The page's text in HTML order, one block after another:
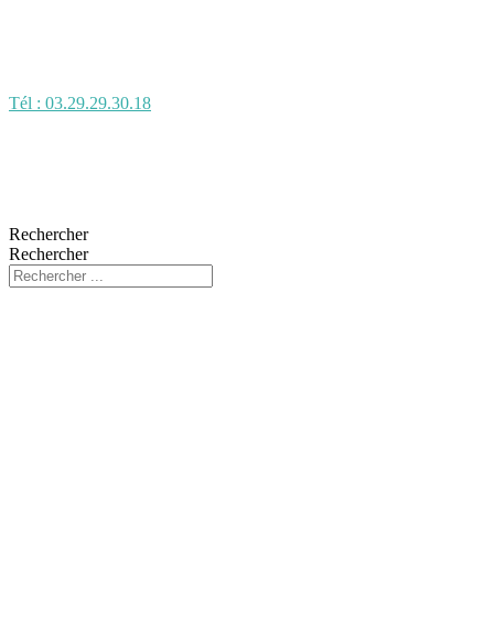
Tél : 03.29.29.30.18
Rechercher
Rechercher